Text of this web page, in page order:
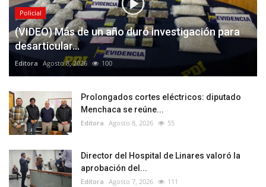
Policial
(VIDEO) Más de un año duró investigación para
desarticular...
Editora Agosto 8, 2026 100
Prolongados cortes eléctricos: diputado
Menchaca se reúne...
Editora Agosto 8, 2026 55
Director del Hospital de Linares valoró la
aprobación del...
Editora Agosto 7, 2026 111